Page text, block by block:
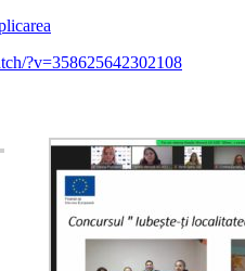
?v=358625642302108